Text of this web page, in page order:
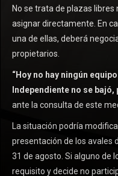
No se trata de plazas libres
asignar directamente. En
una de ellas, deberá
propietarios.
“Hoy no hay ningún
Independiente no se bajó,
ante la consulta de este
La situación podría
presentación de los avales
31 de agosto. Si alguno de
requisito y decide no